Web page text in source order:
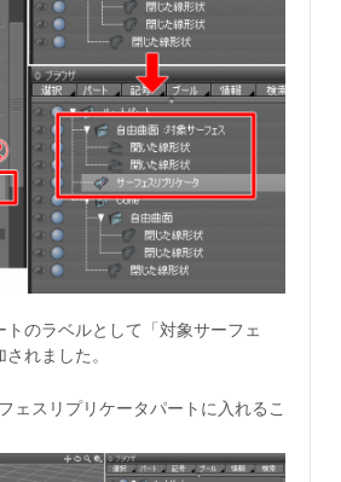
トのラベルとして「対象サーフェ
れました。
ェスリプリケータパートに入れるこ